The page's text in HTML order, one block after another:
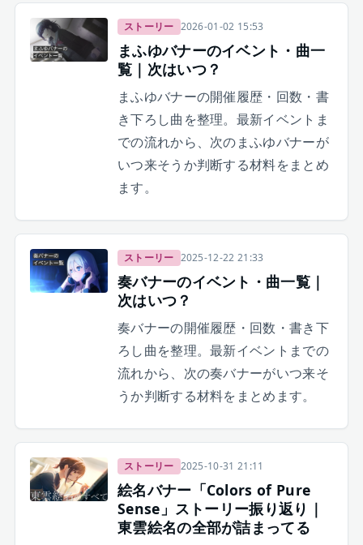
ストーリー 2026-01-02 15:53
まふゆバナーのイベント・曲一
覧｜次はいつ？
まふゆバナーの開催履歴・回数・書
き下ろし曲を整理。最新イベントま
での流れから、次のまふゆバナーが
いつ来そうか判断する材料をまとめ
ます。
ストーリー 2025-12-22 21:33
奏バナーのイベント・曲一覧｜
次はいつ？
奏バナーの開催履歴・回数・書き下
ろし曲を整理。最新イベントまでの
流れから、次の奏バナーがいつ来そ
うか判断する材料をまとめます。
ストーリー 2025-10-31 21:11
絵名バナー「Colors of Pure
Sense」ストーリー振り返り｜
東雲絵名の全部が詰まってる